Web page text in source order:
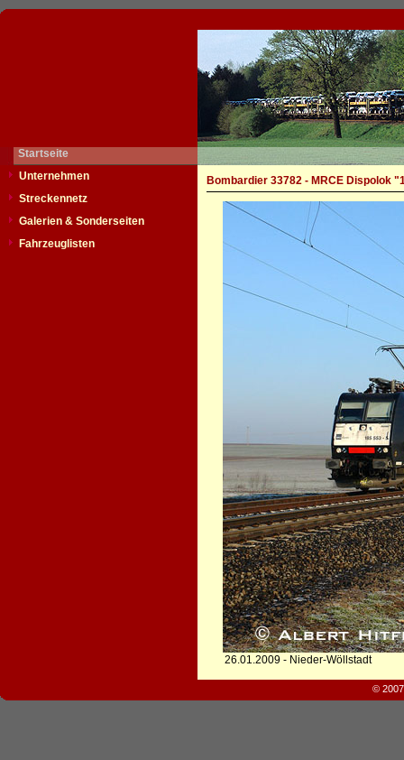
Startseite
Unternehmen
Streckennetz
Galerien & Sonderseiten
Fahrzeuglisten
Bombardier 33782 - MRCE Dispolok
26.01.2009 - Nieder-Wöllstadt
©